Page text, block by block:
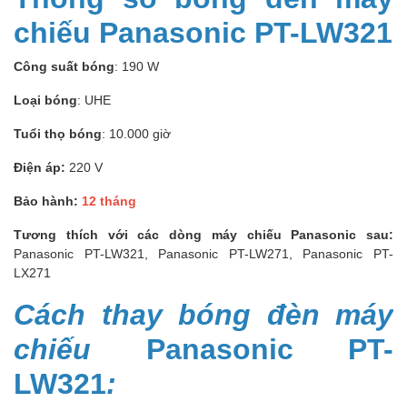
chiếu Panasonic PT-LW321
Công suất bóng: 190 W
Loại bóng: UHE
Tuổi thọ bóng: 10.000 giờ
Điện áp: 220 V
Bảo hành: 12 tháng
Tương thích với các dòng máy chiếu Panasonic sau:
Panasonic PT-LW321, Panasonic PT-LW271, Panasonic PT-
LX271
Cách thay bóng đèn máy
chiếu Panasonic PT-
LW321: